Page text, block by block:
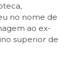
no nome de
ao ex-
superior de